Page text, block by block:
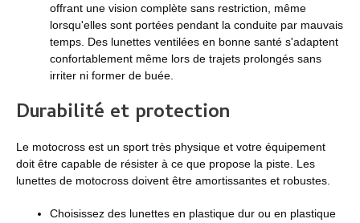
offrant une vision complète sans restriction, même
lorsqu'elles sont portées pendant la conduite par mauvais
temps. Des lunettes ventilées en bonne santé s'adaptent
confortablement même lors de trajets prolongés sans
irriter ni former de buée.
Durabilité et protection
Le motocross est un sport très physique et votre équipement
doit être capable de résister à ce que propose la piste. Les
lunettes de motocross doivent être amortissantes et robustes.
Choisissez des lunettes en plastique dur ou en plastique